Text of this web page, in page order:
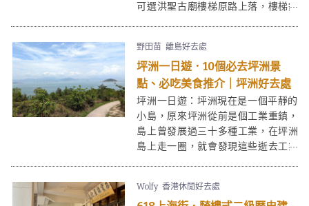
可選洪聖古廟樓梯原路上落，樓梯鋪
看到大澳另一角度的美。這裡真是個
合家歡好地方！
野田苗 離島好去處
坪洲一日遊．10個必去坪洲景
點、必吃美食推介｜坪洲好去處
坪洲一日遊：坪洲現在是一個平靜的
小島，原來坪洲從前是個工業重鎮，
島上曾發展過三十多種工業，在坪洲
島上走一圈，就會發現這些逝去工業
洲街上閒逛特色小店及老店。
Wolfy 香港休閒好去處